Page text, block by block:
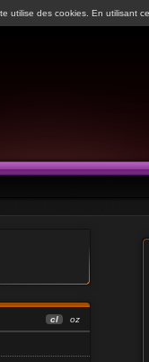
utilise des cookies. En utilisant
oz
cl